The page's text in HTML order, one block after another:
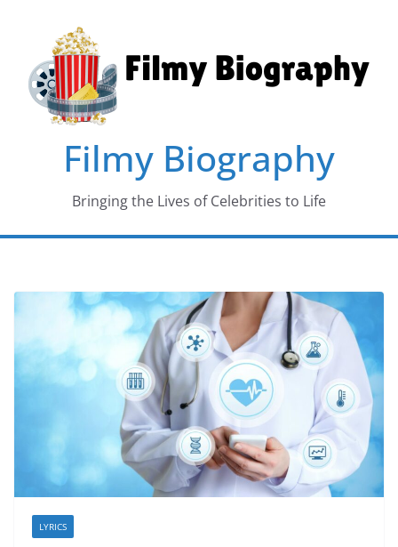
content
Filmy Biography
Bringing the Lives of Celebrities to Life
LYRICS